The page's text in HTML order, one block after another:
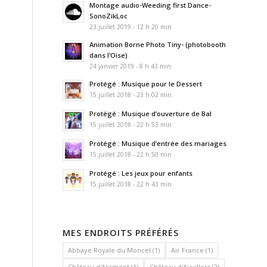
Montage audio-Weeding first Dance-
SonoZikLoc
23 juillet 2019 - 12 h 20 min
Animation Borne Photo Tiny- (photobooth
dans l’Oise)
24 janvier 2019 - 8 h 43 min
Protégé : Musique pour le Dessert
15 juillet 2018 - 23 h 02 min
Protégé : Musique d’ouverture de Bal
15 juillet 2018 - 22 h 53 min
Protégé : Musique d’entrée des mariages
15 juillet 2018 - 22 h 50 min
Protégé : Les jeux pour enfants
15 juillet 2018 - 22 h 43 min
MES ENDROITS PRÉFÉRÉS
Abbaye Royale du Moncel (1) Air France (1)